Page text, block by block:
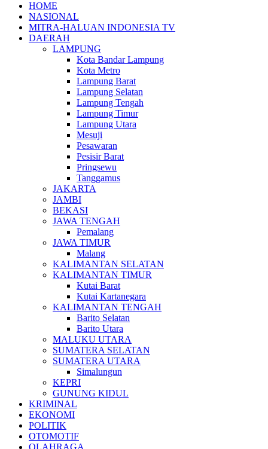
HOME
NASIONAL
MITRA-HALUAN INDONESIA TV
DAERAH
LAMPUNG
Kota Bandar Lampung
Kota Metro
Lampung Barat
Lampung Selatan
Lampung Tengah
Lampung Timur
Lampung Utara
Mesuji
Pesawaran
Pesisir Barat
Pringsewu
Tanggamus
JAKARTA
JAMBI
BEKASI
JAWA TENGAH
Pemalang
JAWA TIMUR
Malang
KALIMANTAN SELATAN
KALIMANTAN TIMUR
Kutai Barat
Kutai Kartanegara
KALIMANTAN TENGAH
Barito Selatan
Barito Utara
MALUKU UTARA
SUMATERA SELATAN
SUMATERA UTARA
Simalungun
KEPRI
GUNUNG KIDUL
KRIMINAL
EKONOMI
POLITIK
OTOMOTIF
OLAHRAGA